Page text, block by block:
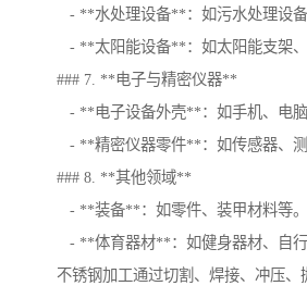
- **水处理设备**：如污水处理设备
- **太阳能设备**：如太阳能支架、
### 7. **电子与精密仪器**
- **电子设备外壳**：如手机、电脑
- **精密仪器零件**：如传感器、测
### 8. **其他领域**
- **装备**：如零件、装甲材料等。
- **体育器材**：如健身器材、自行
不锈钢加工通过切割、焊接、冲压、